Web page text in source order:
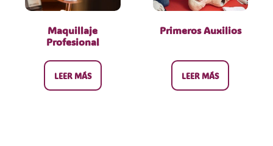
Maquillaje
Profesional
LEER MÁS
Primeros Auxilios
LEER MÁS